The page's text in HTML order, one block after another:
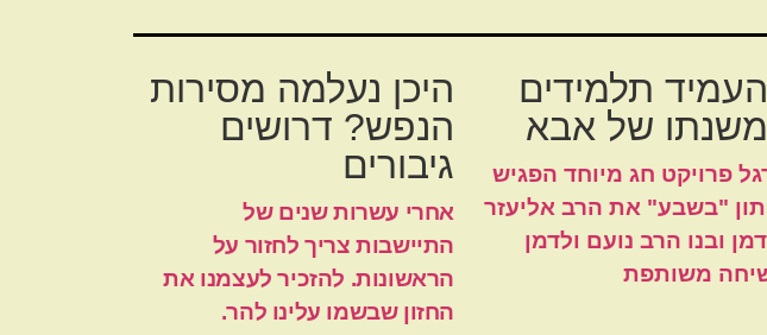
תלמידים
של אבא
פרויקט חג מיוחד הפגיש
"בשבע" את הרב אליעזר
ובנו הרב נועם ולדמן
משותפת
היכן נעלמה מסירות
הנפש? דרושים
גיבורים
אחרי עשרות שנים של
התיישבות צריך לחזור על
הראשונות. להזכיר לעצמנו את
החזון שבשמו עלינו להר.